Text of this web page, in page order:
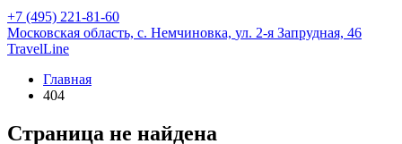
+7 (495) 221-81-60
Московская область, с. Немчиновка, ул. 2-я Запрудная, 46
TravelLine
Главная
404
Страница не найдена